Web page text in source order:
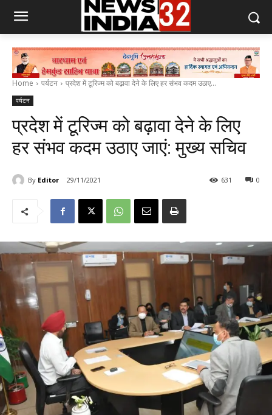
Home पर्यटन प्रदेश में टूरिज्म को बढ़ावा देने के लिए हर संभव कदम उठाए...
पर्यटन
प्रदेश में टूरिज्म को बढ़ावा देने के लिए
हर संभव कदम उठाए जाएं: मुख्य सचिव
By Editor 29/11/2021 0
631